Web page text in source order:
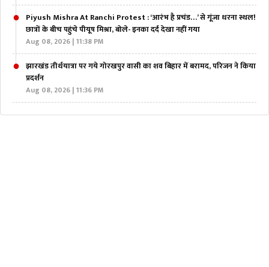
Piyush Mishra At Ranchi Protest : ‘आरंभ है प्रचंड…’ से गूंजा धरना स्थल!
छात्रों के बीच पहुंचे पीयूष मिश्रा, बोले- इनका दर्द देखा नहीं गया
Aug 08, 2026 | 11:38 PM
झारखंड तीर्थयात्रा पर गये गोरखपुर वासी का शव बिहार में बरामद, परिजन ने किया
प्रदर्शन
Aug 08, 2026 | 11:36 PM